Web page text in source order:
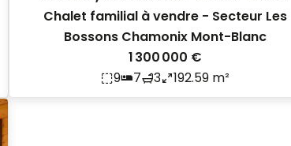
Chalet familial à vendre - Secteur Les
Bossons Chamonix Mont-Blanc
1 300 000 €
9
7 3 192.59 m²